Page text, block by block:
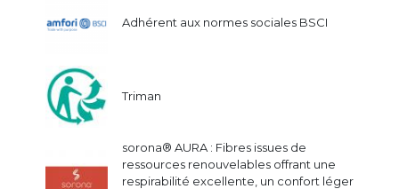
Adhérent aux normes sociales BSCI
Triman
sorona® AURA : Fibres issues de
ressources renouvelables offrant une
respirabilité excellente, un confort léger